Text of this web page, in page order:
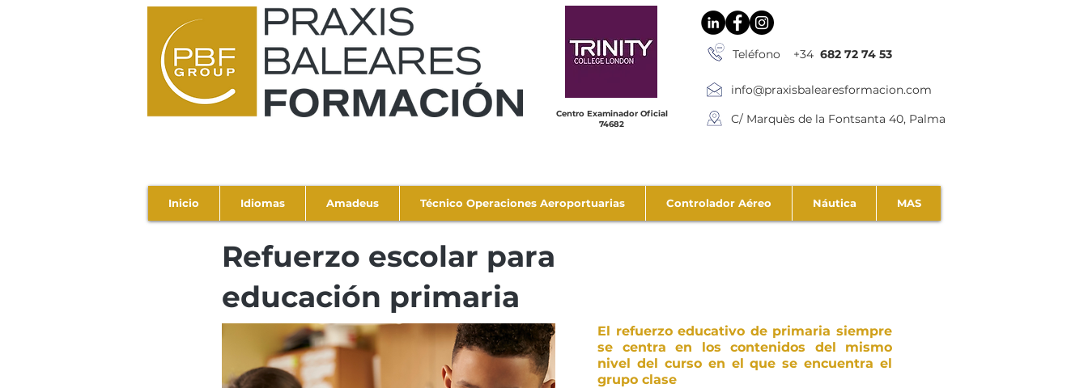
Centro Examinador Oficial
74682
Teléfono +34 682 72 74 53
info@praxisbalearesformacion.com
C/ Marquès de la Fontsanta 40, Palma
Inicio Idiomas Amadeus Técnico Operaciones Aeroportuarias Controlador Aéreo Náutica MAS
Refuerzo escolar para
educación primaria
El refuerzo educativo de primaria siempre
se centra en los contenidos del mismo
nivel del curso en el que se encuentra el
grupo clase